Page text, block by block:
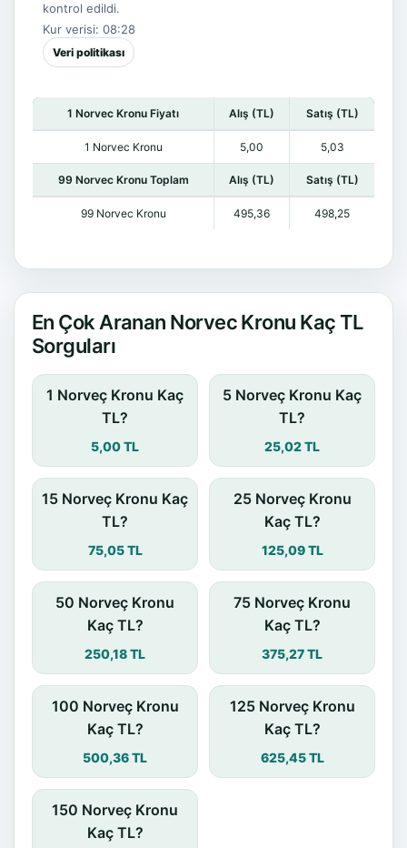
kontrol edildi.
Kur verisi: 08:28
Veri politikası
1 Norvec Kronu Fiyatı Alış (TL) Satış (TL)
1 Norvec Kronu 5,00 5,03
99 Norvec Kronu Toplam Alış (TL) Satış (TL)
99 Norvec Kronu 495,36 498,25
En Çok Aranan Norvec Kronu Kaç TL
Sorguları
1 Norveç Kronu Kaç
TL?
5,00 TL
5 Norveç Kronu Kaç
TL?
25,02 TL
15 Norveç Kronu Kaç
TL?
75,05 TL
25 Norveç Kronu
Kaç TL?
125,09 TL
50 Norveç Kronu
Kaç TL?
250,18 TL
75 Norveç Kronu
Kaç TL?
375,27 TL
100 Norveç Kronu
Kaç TL?
500,36 TL
125 Norveç Kronu
Kaç TL?
625,45 TL
150 Norveç Kronu
Kaç TL?